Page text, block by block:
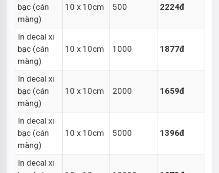
bạc (cán
màng)
10 x 10cm 500 2224đ
In decal xi
bạc (cán
màng)
10 x 10cm 1000 1877đ
In decal xi
bạc (cán
màng)
10 x 10cm 2000 1659đ
In decal xi
bạc (cán
màng)
10 x 10cm 5000 1396đ
In decal xi